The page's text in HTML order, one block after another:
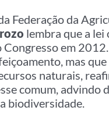
Federação da
lembra que a
em
mas
naturais,
comum,
biodiversidade.